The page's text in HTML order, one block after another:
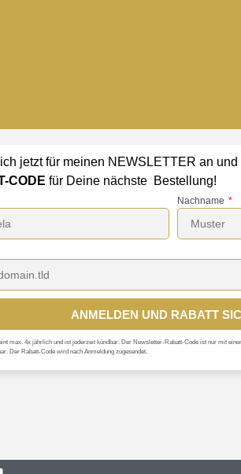
jetzt für meinen NEWSLETTER an
CODE für Deine nächste Bestellung!
Nachname
ANMELDEN UND RABATT
max. 4x jährlich und ist jederzeit kündbar. Der Newsletter-Rabatt-Code ist nur mit
Der Rabatt-Code wird nach Anmeldung zugesendet.